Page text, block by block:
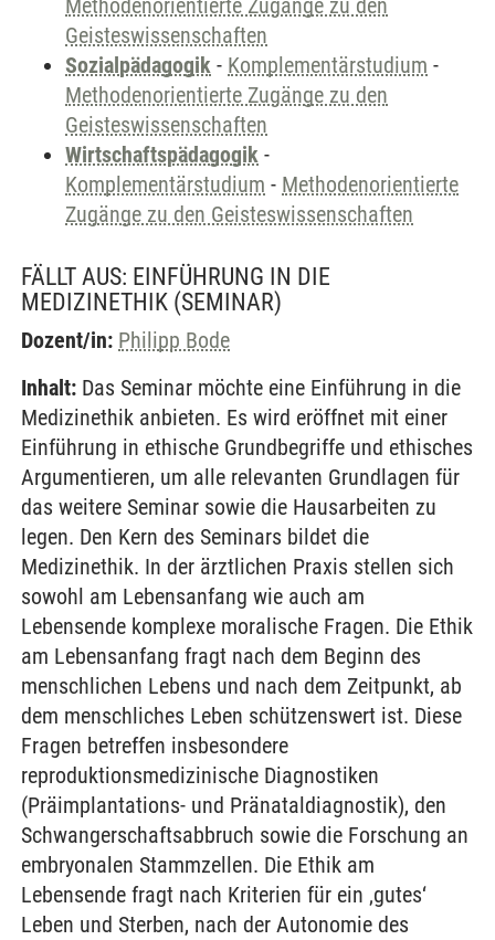
Methodenorientierte Zugänge zu den
Geisteswissenschaften
Sozialpädagogik - Komplementärstudium -
Methodenorientierte Zugänge zu den
Geisteswissenschaften
Wirtschaftspädagogik -
Komplementärstudium - Methodenorientierte
Zugänge zu den Geisteswissenschaften
FÄLLT AUS: EINFÜHRUNG IN DIE
MEDIZINETHIK (SEMINAR)
Dozent/in: Philipp Bode
Inhalt: Das Seminar möchte eine Einführung in die
Medizinethik anbieten. Es wird eröffnet mit einer
Einführung in ethische Grundbegriffe und ethisches
Argumentieren, um alle relevanten Grundlagen für
das weitere Seminar sowie die Hausarbeiten zu
legen. Den Kern des Seminars bildet die
Medizinethik. In der ärztlichen Praxis stellen sich
sowohl am Lebensanfang wie auch am
Lebensende komplexe moralische Fragen. Die Ethik
am Lebensanfang fragt nach dem Beginn des
menschlichen Lebens und nach dem Zeitpunkt, ab
dem menschliches Leben schützenswert ist. Diese
Fragen betreffen insbesondere
reproduktionsmedizinische Diagnostiken
(Präimplantations- und Pränataldiagnostik), den
Schwangerschaftsabbruch sowie die Forschung an
embryonalen Stammzellen. Die Ethik am
Lebensende fragt nach Kriterien für ein ‚gutes‘
Leben und Sterben, nach der Autonomie des